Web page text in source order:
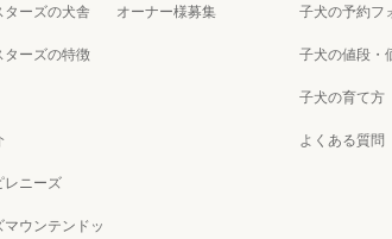
ターズの犬舎
ターズの特徴
レニーズ
ウンテンドッ
オーナー様募集 子犬の予約フ
子犬の値段・
子犬の育て方
よくある質問